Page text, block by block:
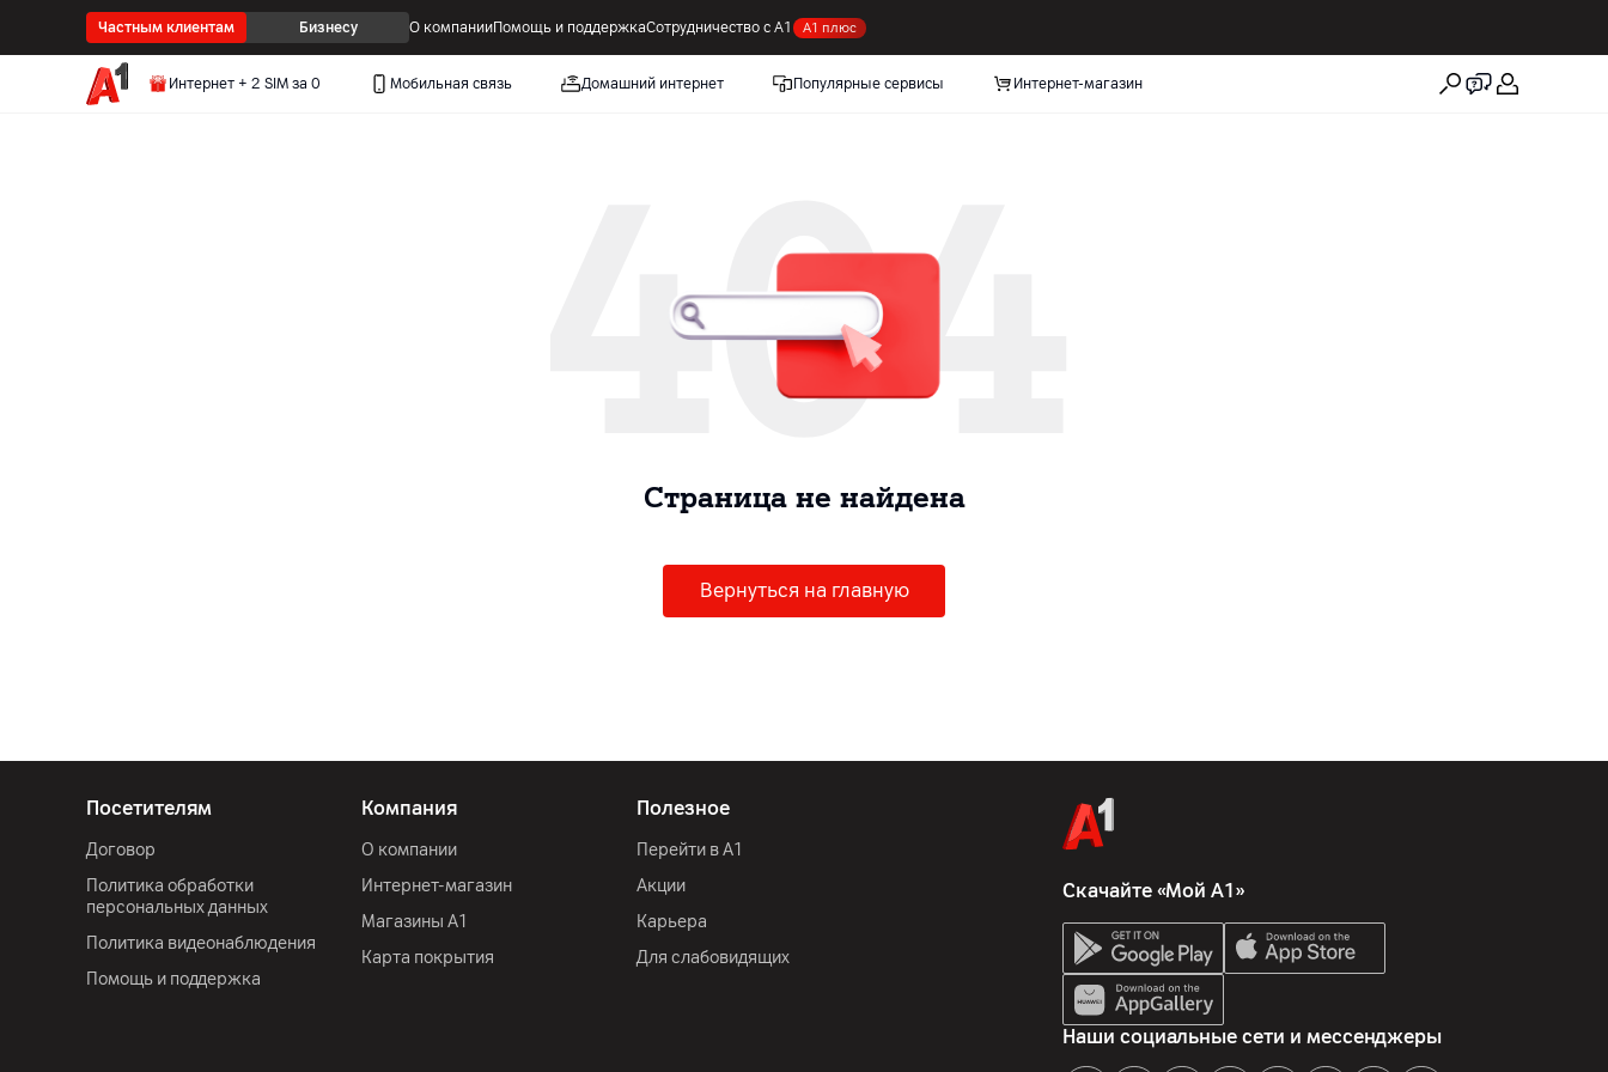
Частным клиентам Бизнесу О компанииПомощь и поддержкаСотрудничество с А1 А1 плюс
Интернет + 2 SIM за 0 Мобильная связь Домашний интернет Популярные сервисы Интернет-магазин
404
Cтраница не найдена
Вернуться на главную
Посетителям
Договор
Политика обработки
персональных данных
Политика видеонаблюдения
Помощь и поддержка
Компания
О компании
Интернет-магазин
Магазины А1
Карта покрытия
Полезное
Перейти в А1
Акции
Карьера
Для слабовидящих
Скачайте «Мой А1»
Наши социальные сети и мессенджеры